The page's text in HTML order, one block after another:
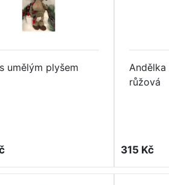
umělým plyšem
růžová
315 Kč